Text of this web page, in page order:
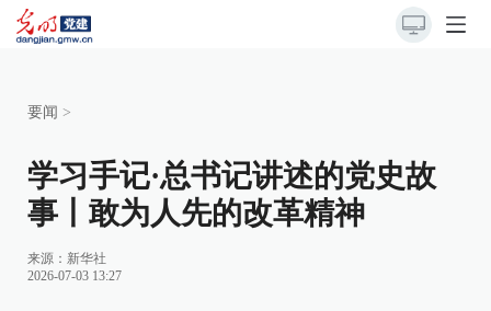
要闻 >
学习手记·总书记讲述的党史故
事丨敢为人先的改革精神
来源： 新华社
2026-07-03 13:27